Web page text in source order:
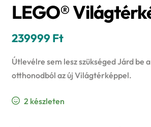
LEGO®
239999 Ft
Útlevélre sem lesz szükséged Járd be
otthonodból az új Világtérképpel.
2 készleten